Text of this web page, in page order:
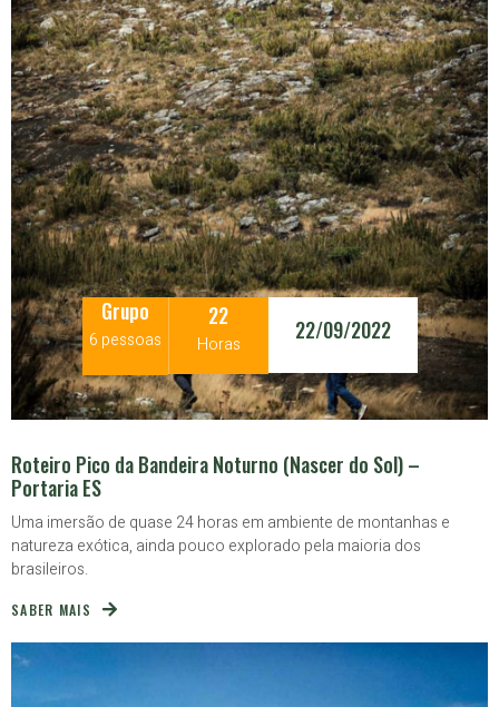
Grupo
6 pessoas
22
Horas
22/09/2022
Roteiro Pico da Bandeira Noturno (Nascer do Sol) –
Portaria ES
Uma imersão de quase 24 horas em ambiente de montanhas e
natureza exótica, ainda pouco explorado pela maioria dos
brasileiros.
SABER MAIS